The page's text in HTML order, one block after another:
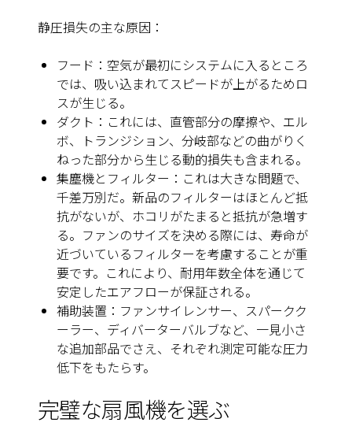
静圧損失の主な原因：
フード：空気が最初にシステムに入るところ
では、吸い込まれてスピードが上がるためロ
スが生じる。
ダクト：これには、直管部分の摩擦や、エル
ボ、トランジション、分岐部などの曲がりく
ねった部分から生じる動的損失も含まれる。
集塵機とフィルター：これは大きな問題で、
千差万別だ。新品のフィルターはほとんど抵
抗がないが、ホコリがたまると抵抗が急増す
る。ファンのサイズを決める際には、寿命が
近づいているフィルターを考慮することが重
要です。これにより、耐用年数全体を通じて
安定したエアフローが保証される。
補助装置：ファンサイレンサー、スパークク
ーラー、ディバーターバルブなど、一見小さ
な追加部品でさえ、それぞれ測定可能な圧力
低下をもたらす。
完璧な扇風機を選ぶ